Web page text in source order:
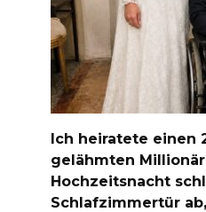
Ich heiratete einen
gelähmten
Hochzeitsnacht
Schlafzimmertür